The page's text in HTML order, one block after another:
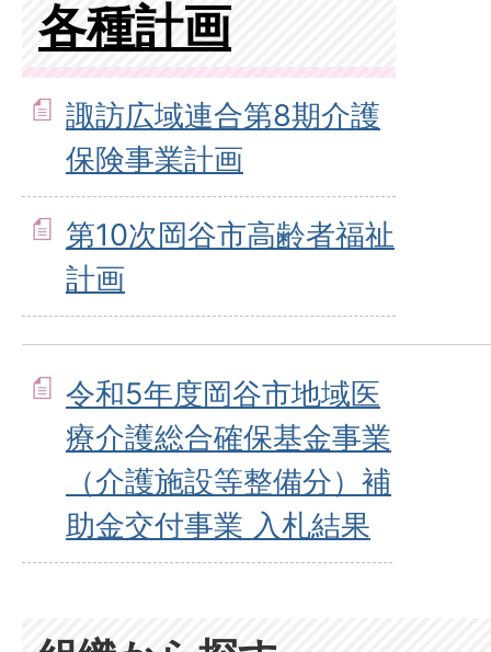
各種計画
諏訪広域連合第8期介護
保険事業計画
第10次岡谷市高齢者福祉
計画
令和5年度岡谷市地域医
療介護総合確保基金事業
（介護施設等整備分）補
助金交付事業 入札結果